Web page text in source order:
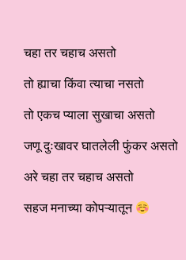
चहा तर चहाच असतो
तो ह्याचा किंवा त्याचा नसतो
तो एकच प्याला सुखाचा असतो
जणू दुःखावर घातलेली फुंकर असतो
अरे चहा तर चहाच असतो
सहज मनाच्या कोपऱ्यातून